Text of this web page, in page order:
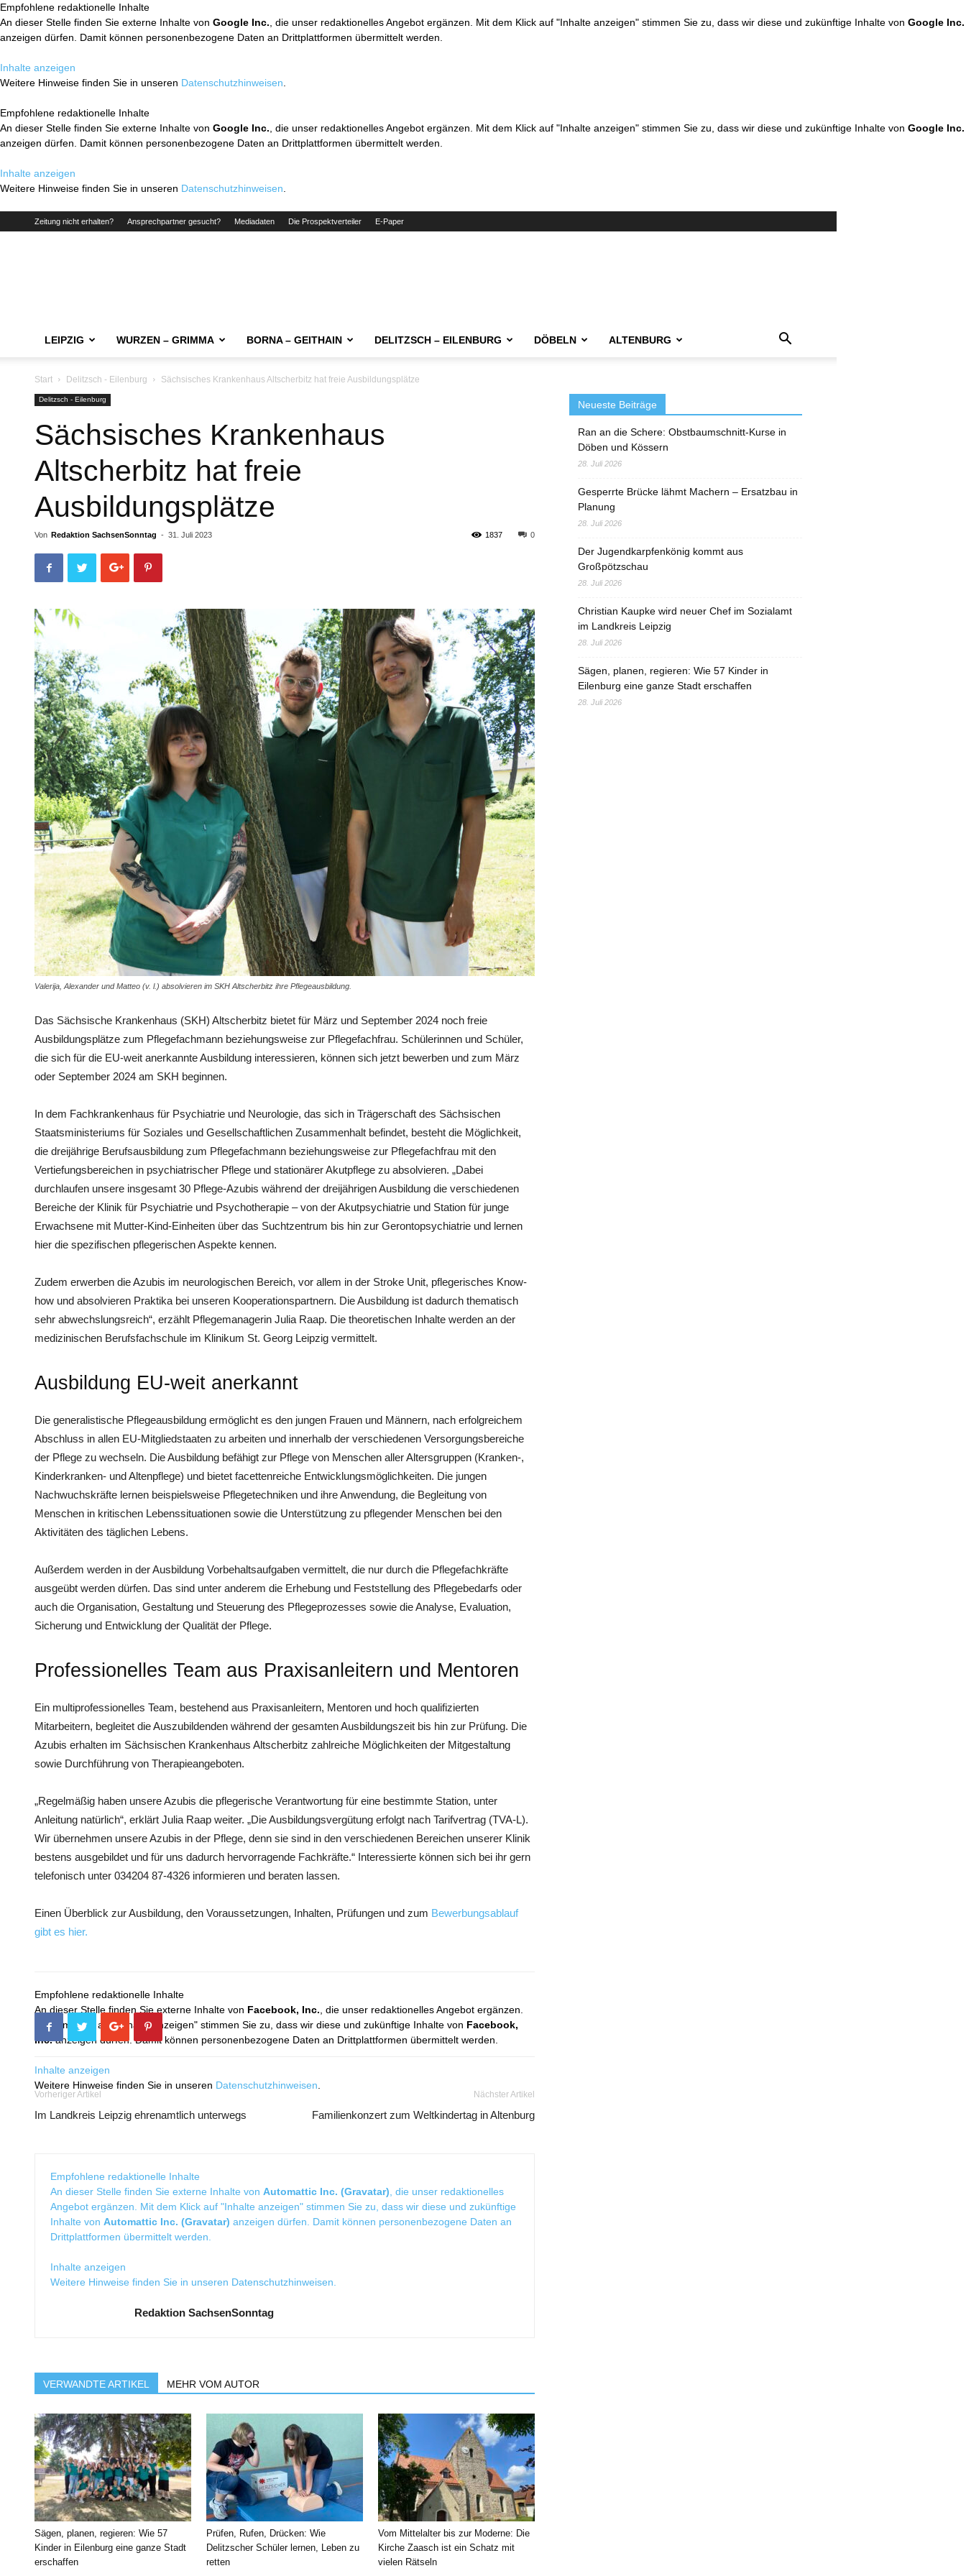
Empfohlene redaktionelle Inhalte
An dieser Stelle finden Sie externe Inhalte von Google Inc. , die unser redaktionelles Angebot ergänzen. Mit dem Klick auf "Inhalte anzeigen" stimmen Sie zu, dass wir diese und zukünftige Inhalte von Google Inc.
anzeigen dürfen. Damit können personenbezogene Daten an Drittplattformen übermittelt werden.
Inhalte anzeigen
Weitere Hinweise finden Sie in unseren Datenschutzhinweisen
Empfohlene redaktionelle Inhalte
An dieser Stelle finden Sie externe Inhalte von Google Inc. , die unser redaktionelles Angebot ergänzen. Mit dem Klick auf "Inhalte anzeigen" stimmen Sie zu, dass wir diese und zukünftige Inhalte von Google Inc.
anzeigen dürfen. Damit können personenbezogene Daten an Drittplattformen übermittelt werden.
Inhalte anzeigen
Weitere Hinweise finden Sie in unseren Datenschutzhinweisen
Zeitung nicht erhalten? Ansprechpartner gesucht? Mediadaten Die Prospektverteiler E-Paper
LEIPZIG WURZEN – GRIMMA BORNA – GEITHAIN DELITZSCH – EILENBURG DÖBELN ALTENBURG
Start Delitzsch - Eilenburg Sächsisches Krankenhaus Altscherbitz hat freie Ausbildungsplätze
Delitzsch - Eilenburg
Sächsisches Krankenhaus
Altscherbitz hat freie
Ausbildungsplätze
Von Redaktion SachsenSonntag - 31. Juli 2023 0
1837
Valerija, Alexander und Matteo (v. l.) absolvieren im SKH Altscherbitz ihre Pflegeausbildung.
Das Sächsische Krankenhaus (SKH) Altscherbitz bietet für März und September 2024 noch freie
Ausbildungsplätze zum Pflegefachmann beziehungsweise zur Pflegefachfrau. Schülerinnen und Schüler,
die sich für die EU-weit anerkannte Ausbildung interessieren, können sich jetzt bewerben und zum März
oder September 2024 am SKH beginnen.
In dem Fachkrankenhaus für Psychiatrie und Neurologie, das sich in Trägerschaft des Sächsischen
Staatsministeriums für Soziales und Gesellschaftlichen Zusammenhalt befindet, besteht die Möglichkeit,
die dreijährige Berufsausbildung zum Pflegefachmann beziehungsweise zur Pflegefachfrau mit den
Vertiefungsbereichen in psychiatrischer Pflege und stationärer Akutpflege zu absolvieren. „Dabei
durchlaufen unsere insgesamt 30 Pflege-Azubis während der dreijährigen Ausbildung die verschiedenen
Bereiche der Klinik für Psychiatrie und Psychotherapie – von der Akutpsychiatrie und Station für junge
Erwachsene mit Mutter-Kind-Einheiten über das Suchtzentrum bis hin zur Gerontopsychiatrie und lernen
hier die spezifischen pflegerischen Aspekte kennen.
Zudem erwerben die Azubis im neurologischen Bereich, vor allem in der Stroke Unit, pflegerisches Know-
how und absolvieren Praktika bei unseren Kooperationspartnern. Die Ausbildung ist dadurch thematisch
sehr abwechslungsreich“, erzählt Pflegemanagerin Julia Raap. Die theoretischen Inhalte werden an der
medizinischen Berufsfachschule im Klinikum St. Georg Leipzig vermittelt.
Ausbildung EU-weit anerkannt
Die generalistische Pflegeausbildung ermöglicht es den jungen Frauen und Männern, nach erfolgreichem
Abschluss in allen EU-Mitgliedstaaten zu arbeiten und innerhalb der verschiedenen Versorgungsbereiche
der Pflege zu wechseln. Die Ausbildung befähigt zur Pflege von Menschen aller Altersgruppen (Kranken-,
Kinderkranken- und Altenpflege) und bietet facettenreiche Entwicklungsmöglichkeiten. Die jungen
Nachwuchskräfte lernen beispielsweise Pflegetechniken und ihre Anwendung, die Begleitung von
Menschen in kritischen Lebenssituationen sowie die Unterstützung zu pflegender Menschen bei den
Aktivitäten des täglichen Lebens.
Außerdem werden in der Ausbildung Vorbehaltsaufgaben vermittelt, die nur durch die Pflegefachkräfte
ausgeübt werden dürfen. Das sind unter anderem die Erhebung und Feststellung des Pflegebedarfs oder
auch die Organisation, Gestaltung und Steuerung des Pflegeprozesses sowie die Analyse, Evaluation,
Sicherung und Entwicklung der Qualität der Pflege.
Professionelles Team aus Praxisanleitern und Mentoren
Ein multiprofessionelles Team, bestehend aus Praxisanleitern, Mentoren und hoch qualifizierten
Mitarbeitern, begleitet die Auszubildenden während der gesamten Ausbildungszeit bis hin zur Prüfung. Die
Azubis erhalten im Sächsischen Krankenhaus Altscherbitz zahlreiche Möglichkeiten der Mitgestaltung
sowie Durchführung von Therapieangeboten.
„Regelmäßig haben unsere Azubis die pflegerische Verantwortung für eine bestimmte Station, unter
Anleitung natürlich“, erklärt Julia Raap weiter. „Die Ausbildungsvergütung erfolgt nach Tarifvertrag (TVA-L).
Wir übernehmen unsere Azubis in der Pflege, denn sie sind in den verschiedenen Bereichen unserer Klinik
bestens ausgebildet und für uns dadurch hervorragende Fachkräfte.“ Interessierte können sich bei ihr gern
telefonisch unter 034204 87-4326 informieren und beraten lassen.
Einen Überblick zur Ausbildung, den Voraussetzungen, Inhalten, Prüfungen und zum Bewerbungsablauf
gibt es hier.
Empfohlene redaktionelle Inhalte
An dieser Stelle finden Sie externe Inhalte von Facebook, Inc. , die unser redaktionelles Angebot ergänzen.
Mit dem Klick auf "Inhalte anzeigen" stimmen Sie zu, dass wir diese und zukünftige Inhalte von Facebook,
Inc.anzeigen dürfen. Damit können personenbezogene Daten an Drittplattformen übermittelt werden.
Inhalte anzeigen
Weitere Hinweise finden Sie in unseren Datenschutzhinweisen
Vorheriger Artikel
Im Landkreis Leipzig ehrenamtlich unterwegs
Nächster Artikel
Familienkonzert zum Weltkindertag in Altenburg
Empfohlene redaktionelle Inhalte
An dieser Stelle finden Sie externe Inhalte von Automattic Inc. (Gravatar) , die unser redaktionelles
Angebot ergänzen. Mit dem Klick auf "Inhalte anzeigen" stimmen Sie zu, dass wir diese und zukünftige
Inhalte von Automattic Inc. (Gravatar) anzeigen dürfen. Damit können personenbezogene Daten an
Drittplattformen übermittelt werden.
Inhalte anzeigen
Weitere Hinweise finden Sie in unseren Datenschutzhinweisen
Redaktion SachsenSonntag
VERWANDTE ARTIKEL MEHR VOM AUTOR
Sägen, planen, regieren: Wie 57
Kinder in Eilenburg eine ganze Stadt
erschaffen
Prüfen, Rufen, Drücken: Wie
Delitzscher Schüler lernen, Leben zu
retten
Vom Mittelalter bis zur Moderne: Die
Kirche Zaasch ist ein Schatz mit
vielen Rätseln
Neueste Beiträge
Ran an die Schere: Obstbaumschnitt-Kurse in
Döben und Kössern
28. Juli 2026
Gesperrte Brücke lähmt Machern – Ersatzbau in
Planung
28. Juli 2026
Der Jugendkarpfenkönig kommt aus
Großpötzschau
28. Juli 2026
Christian Kaupke wird neuer Chef im Sozialamt
im Landkreis Leipzig
28. Juli 2026
Sägen, planen, regieren: Wie 57 Kinder in
Eilenburg eine ganze Stadt erschaffen
28. Juli 2026